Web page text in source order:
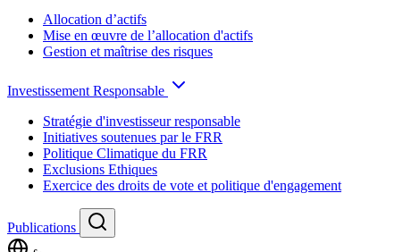
Allocation d’actifs
Mise en œuvre de l’allocation d'actifs
Gestion et maîtrise des risques
Investissement Responsable
Stratégie d'investisseur responsable
Initiatives soutenues par le FRR
Politique Climatique du FRR
Exclusions Ethiques
Exercice des droits de vote et politique d'engagement
Publications